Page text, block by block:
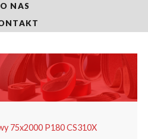
O NAS
75x2000 P180 CS310X